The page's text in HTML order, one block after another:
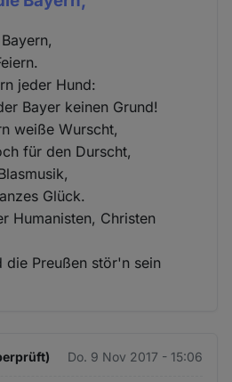
jeder Hund:
Bayer keinen Grund!
weiße Wurscht,
für den Durscht,
Glück.
Humanisten, Christen
die Preußen stör'n sein
Do. 9 Nov 2017 - 15:06